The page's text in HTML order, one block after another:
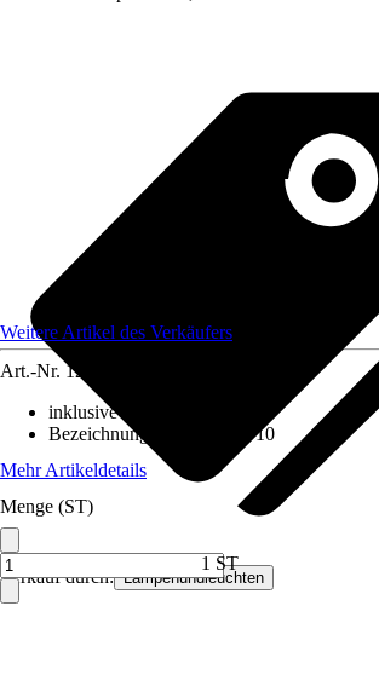
Verkauf durch: Lampenundleuchten
Weitere Artikel des Verkäufers
Art.-Nr. 12176042
inklusive Leuchtmittel
Bezeichnung Fassung
GU10
Mehr Artikeldetails
Menge (ST)
1 ST